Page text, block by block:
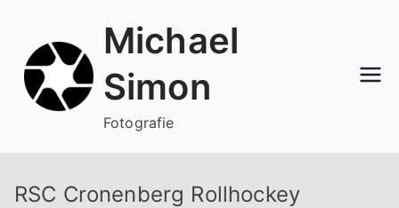
springen
Michael
Simon
Fotografie
RSC Cronenberg Rollhockey